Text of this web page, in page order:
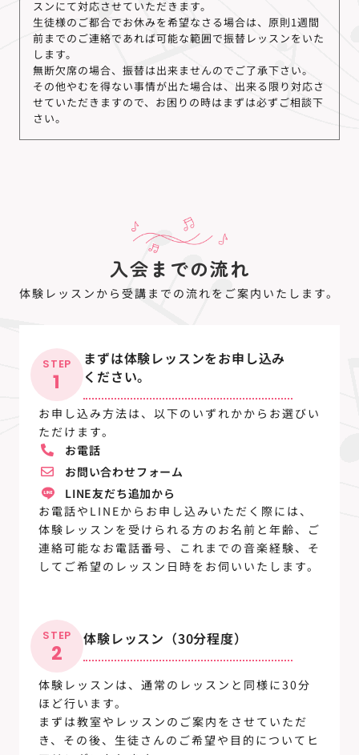
スンにて対応させていただきます。
生徒様のご都合でお休みを希望なさる場合は、原則1週間
前までのご連絡であれば可能な範囲で振替レッスンをいた
します。
無断欠席の場合、振替は出来ませんのでご了承下さい。
その他やむを得ない事情が出た場合は、出来る限り対応さ
せていただきますので、お困りの時はまずは必ずご相談下
さい。
入会までの流れ
体験レッスンから受講までの流れをご案内いたします。
STEP
1
まずは体験レッスンをお申し込み
ください。
お申し込み方法は、以下のいずれかからお選びい
ただけます。
お電話
お問い合わせフォーム
LINE友だち追加から
お電話やLINEからお申し込みいただく際には、
体験レッスンを受けられる方のお名前と年齢、ご
連絡可能なお電話番号、これまでの音楽経験、そ
してご希望のレッスン日時をお伺いいたします。
STEP
2
体験レッスン（30分程度）
体験レッスンは、通常のレッスンと同様に30分
ほど行います。
まずは教室やレッスンのご案内をさせていただ
き、その後、生徒さんのご希望や目的についてヒ